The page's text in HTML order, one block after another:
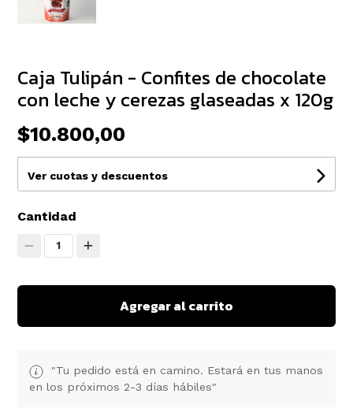
Caja Tulipán - Confites de chocolate
con leche y cerezas glaseadas x 120g
$10.800,00
Ver cuotas y descuentos
Cantidad
1
Agregar al carrito
"Tu pedido está en camino. Estará en tus manos
en los próximos 2-3 días hábiles"